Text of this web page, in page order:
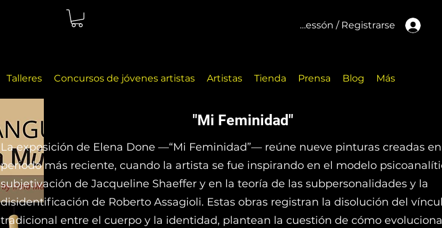
Inicar cessón / Registrarse
Talleres Concursos de jóvenes artistas Artistas Tienda Prensa Blog Más
"Mi Feminidad"
La exposición de Elena Done —“Mi Feminidad”— reúne nueve pinturas creadas
periodo más reciente, cuando la artista se fue inspirando en el modelo
subjetivación de Jacqueline Shaeffer y en la teoría de las subpersonalidades y la
disidentificación de Roberto Assagioli. Estas obras registran la disolución del
tradicional entre el cuerpo y la identidad, plantean la cuestión de cómo